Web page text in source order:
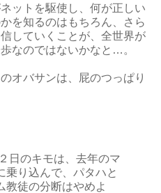
ットを駆使し、何が正しい
を知るのはもちろん、さら
していくことが、全世界が
なのではないかなと…。
オバサンは、屁のつっぱり
のキモは、去年のマ
乗り込んで、パタハと
教徒の分断はやめよ